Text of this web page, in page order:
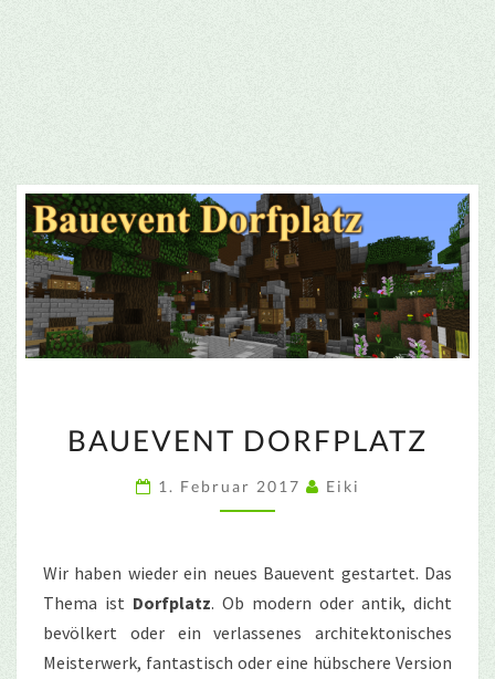
DORFPLATZ
BAUEVENT DORFPLATZ
1. Februar 2017 Eiki
Wir haben wieder ein neues Bauevent gestartet. Das
Thema ist Dorfplatz. Ob modern oder antik, dicht
bevölkert oder ein verlassenes architektonisches
Meisterwerk, fantastisch oder eine hübschere Version